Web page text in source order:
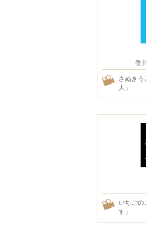
香
さぬき
人」
いちごの
す」